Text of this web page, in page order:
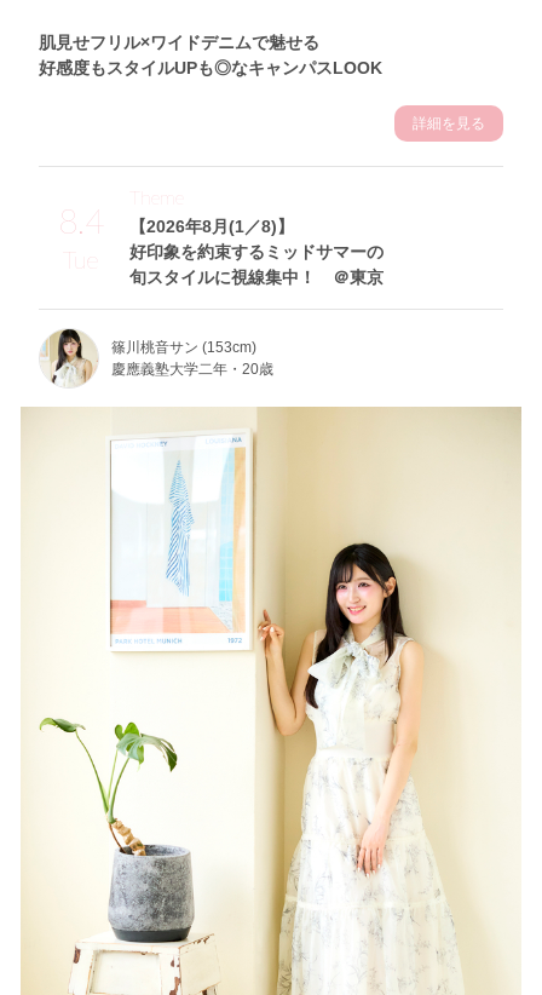
肌見せフリル×ワイドデニムで魅せる
好感度もスタイルUPも◎なキャンパスLOOK
詳細を見る
8.4
Tue
【2026年8月(1／8)】
好印象を約束するミッドサマーの
旬スタイルに視線集中！ ＠東京
Theme
篠川桃音サン (153cm)
慶應義塾大学二年・20歳